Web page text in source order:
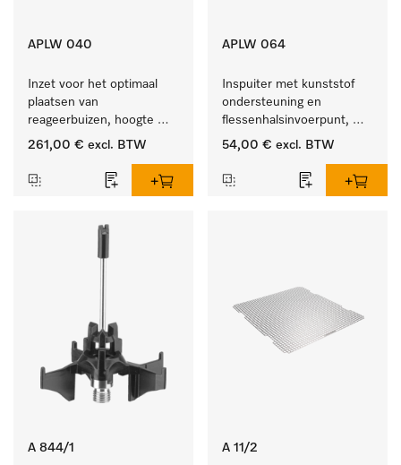
APLW 040
Inzet voor het optimaal
plaatsen van
reageerbuizen, hoogte
100 mm.
261,00 € excl. BTW
APLW 064
Inspuiter met kunststof
ondersteuning en
flessenhalsinvoerpunt,
ster, Ø 6, lengte 225 mm.
54,00 € excl. BTW
A 844/1 A 11/2